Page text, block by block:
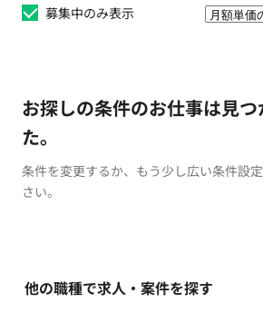
募集中のみ表示
お探しの条件のお仕事は見
た。
条件を変更するか、もう少し広い条件設
さい。
他の職種で求人・案件を探す